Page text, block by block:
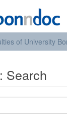
of University
Search